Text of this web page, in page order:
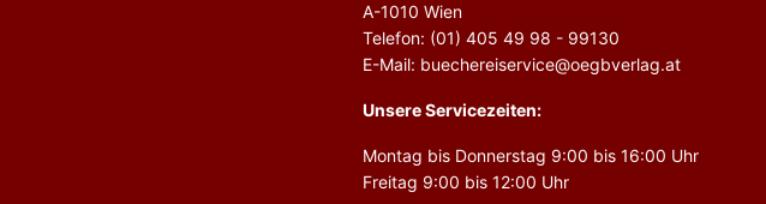
A-1010 Wien
Telefon: (01) 405 49 98 - 99130
E-Mail: buechereiservice@oegbverlag.at
Unsere Servicezeiten:
Montag bis Donnerstag 9:00 bis 16:00 Uhr
Freitag 9:00 bis 12:00 Uhr